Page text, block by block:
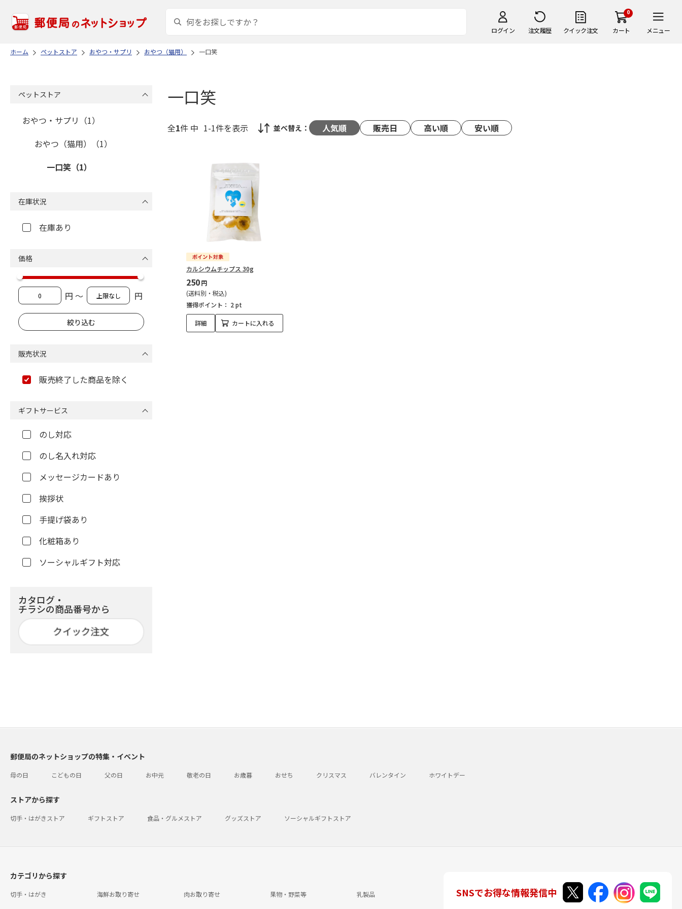
ログイン 注文履歴 クイック注文
0
カート メニュー
ホーム ペットストア おやつ・サプリ おやつ（猫用） 一口笑
一口笑
全1件 中 1-1件を表示 並べ替え： 人気順 販売日 高い順 安い順
カルシウムチップス 30g
250円
(送料別・税込)
獲得ポイント： 2 pt
詳細 カートに入れる
ペットストア
おやつ・サプリ（1）
おやつ（猫用）（1）
一口笑（1）
在庫状況
在庫あり
価格
円 ～ 円
販売状況
販売終了した商品を除く
ギフトサービス
のし対応
のし名入れ対応
メッセージカードあり
挨拶状
手提げ袋あり
化粧箱あり
ソーシャルギフト対応
カタログ・
チラシの商品番号から
郵便局のネットショップの特集・イベント
母の日 こどもの日 父の日 お中元 敬老の日 お歳暮 おせち クリスマス バレンタイン ホワイトデー
ストアから探す
切手・はがきストア ギフトストア 食品・グルメストア グッズストア ソーシャルギフトストア
カテゴリから探す
切手・はがき 海鮮お取り寄せ 肉お取り寄せ 果物・野菜等 乳製品 SNSでお得な情報発信中